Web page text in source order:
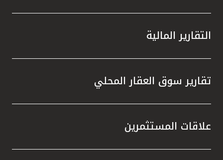
التقارير المالية
تقارير سوق العقار المحلي
علاقات المستثمرين